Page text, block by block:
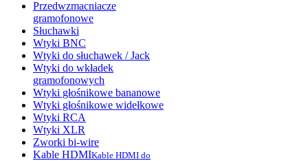
Przedwzmacniacze
gramofonowe
Słuchawki
Wtyki BNC
Wtyki do słuchawek / Jack
Wtyki do wkładek
gramofonowych
Wtyki głośnikowe bananowe
Wtyki głośnikowe widełkowe
Wtyki RCA
Wtyki XLR
Zworki bi-wire
Kable HDMIKable HDMI do